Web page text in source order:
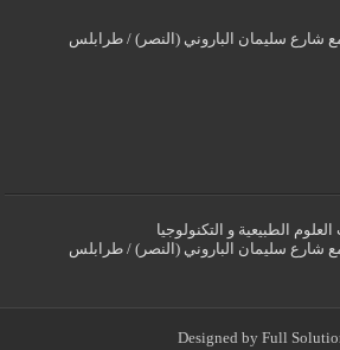
شارع سليمان الباروني (النصر) / طرابلس
الطبيعية و التكنولوجيا
شارع سليمان الباروني (النصر) / طرابلس
Designed by Full